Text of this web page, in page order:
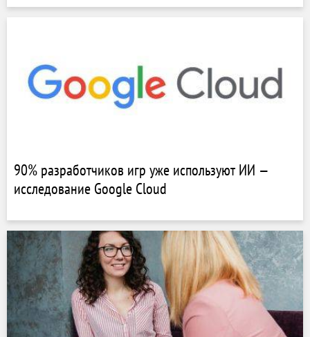
90% разработчиков игр уже используют ИИ —
исследование Google Cloud